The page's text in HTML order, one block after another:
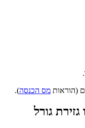
(הוראות מס הכנסה).
גורל